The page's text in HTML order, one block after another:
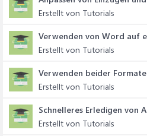
Erstellt von Tutorials
Verwenden von Word auf
Erstellt von Tutorials
Verwenden beider
Erstellt von Tutorials
Schnelleres Erledigen von
Erstellt von Tutorials